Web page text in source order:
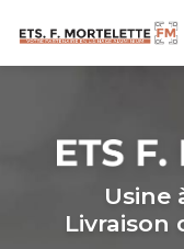
principal
Usine
Livraison